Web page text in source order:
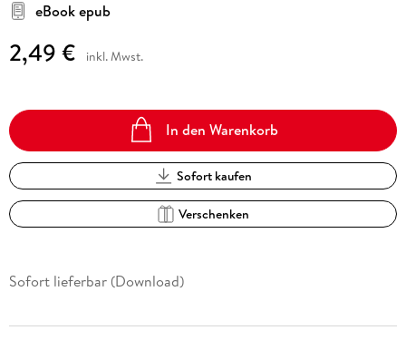
eBook epub
2,49 € inkl. Mwst.
In den Warenkorb
Sofort kaufen
Verschenken
Sofort lieferbar (Download)